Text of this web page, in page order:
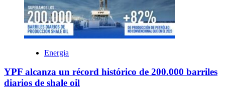
Energia
YPF alcanza un récord histórico de 200.000 barriles
diarios de shale oil